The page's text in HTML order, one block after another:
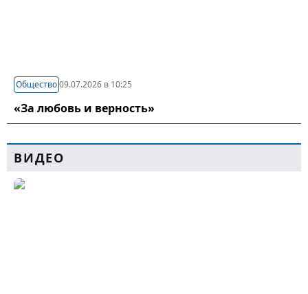
Общество09.07.2026 в 10:25
«За любовь и верность»
ВИДЕО